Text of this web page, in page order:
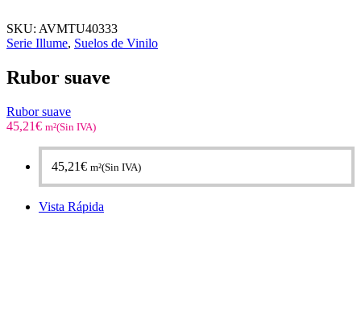
SKU: AVMTU40333
Serie Illume, Suelos de Vinilo
Rubor suave
Rubor suave
45,21€ m²(Sin IVA)
45,21€ m²(Sin IVA)
Vista Rápida